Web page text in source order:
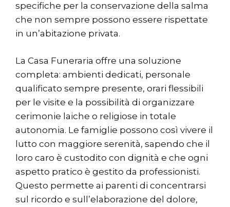
specifiche per la conservazione della salma
che non sempre possono essere rispettate
in un’abitazione privata.
La Casa Funeraria offre una soluzione
completa: ambienti dedicati, personale
qualificato sempre presente, orari flessibili
per le visite e la possibilità di organizzare
cerimonie laiche o religiose in totale
autonomia. Le famiglie possono così vivere il
lutto con maggiore serenità, sapendo che il
loro caro è custodito con dignità e che ogni
aspetto pratico è gestito da professionisti.
Questo permette ai parenti di concentrarsi
sul ricordo e sull’elaborazione del dolore,